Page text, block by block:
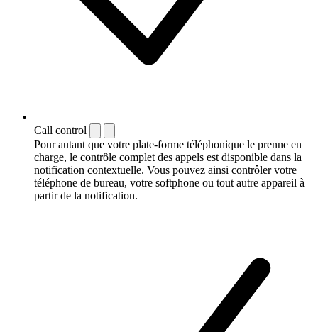
Call control
Pour autant que votre plate-forme téléphonique le prenne en
charge, le contrôle complet des appels est disponible dans la
notification contextuelle. Vous pouvez ainsi contrôler votre
téléphone de bureau, votre softphone ou tout autre appareil à
partir de la notification.